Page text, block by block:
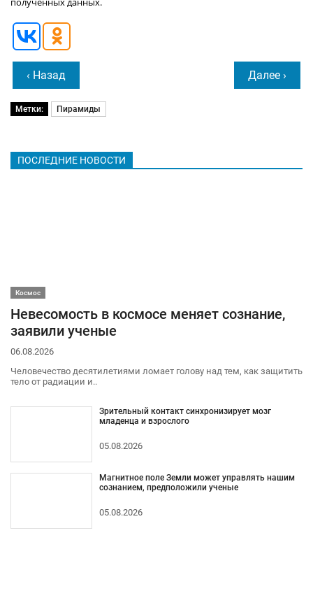
‹ Назад Далее ›
Метки: Пирамиды
ПОСЛЕДНИЕ НОВОСТИ
Космос
Невесомость в космосе меняет сознание,
заявили ученые
06.08.2026
Человечество десятилетиями ломает голову над тем, как защитить
тело от радиации и..
Зрительный контакт синхронизирует мозг
младенца и взрослого
05.08.2026
Магнитное поле Земли может управлять нашим
сознанием, предположили ученые
05.08.2026